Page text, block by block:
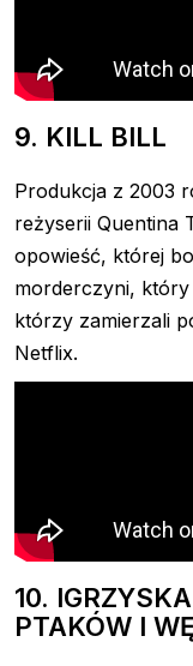
9. KILL BILL
Produkcja z 2003
reżyserii Quentina
opowieść, której
morderczyni, który
którzy zamierzali
Netflix.
10.
PTAKÓW I